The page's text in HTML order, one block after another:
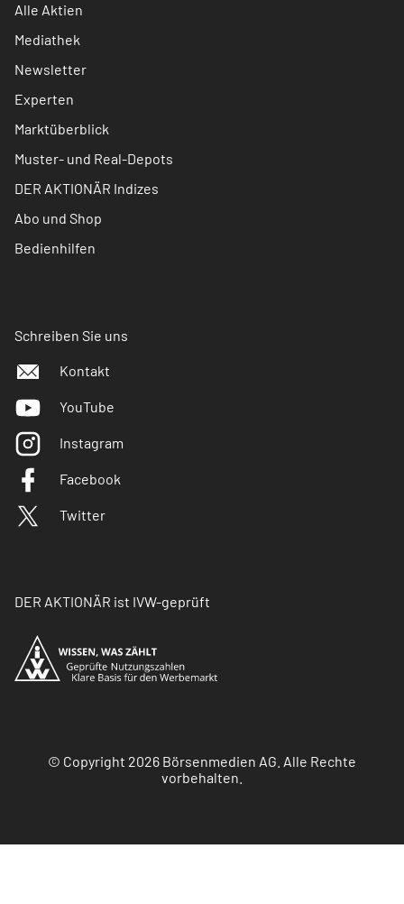
Alle Aktien
Mediathek
Newsletter
Experten
Marktüberblick
Muster- und Real-Depots
DER AKTIONÄR Indizes
Abo und Shop
Bedienhilfen
Schreiben Sie uns
Kontakt
YouTube
Instagram
Facebook
Twitter
DER AKTIONÄR ist IVW-geprüft
© Copyright 2026 Börsenmedien AG. Alle Rechte
vorbehalten.